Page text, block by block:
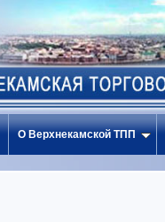
О Верхнекамской ТПП